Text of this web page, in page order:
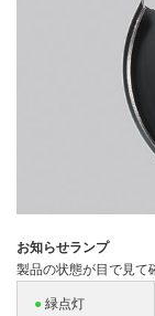
お知らせランプ
製品の状態が目で見て
● 緑点灯